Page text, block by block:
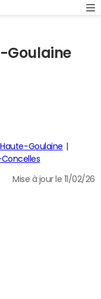
Goulaine
Haute-Goulaine
Mise à jour le 11/02/26